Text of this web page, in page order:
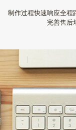
制作过程快速响应全程
完善售后